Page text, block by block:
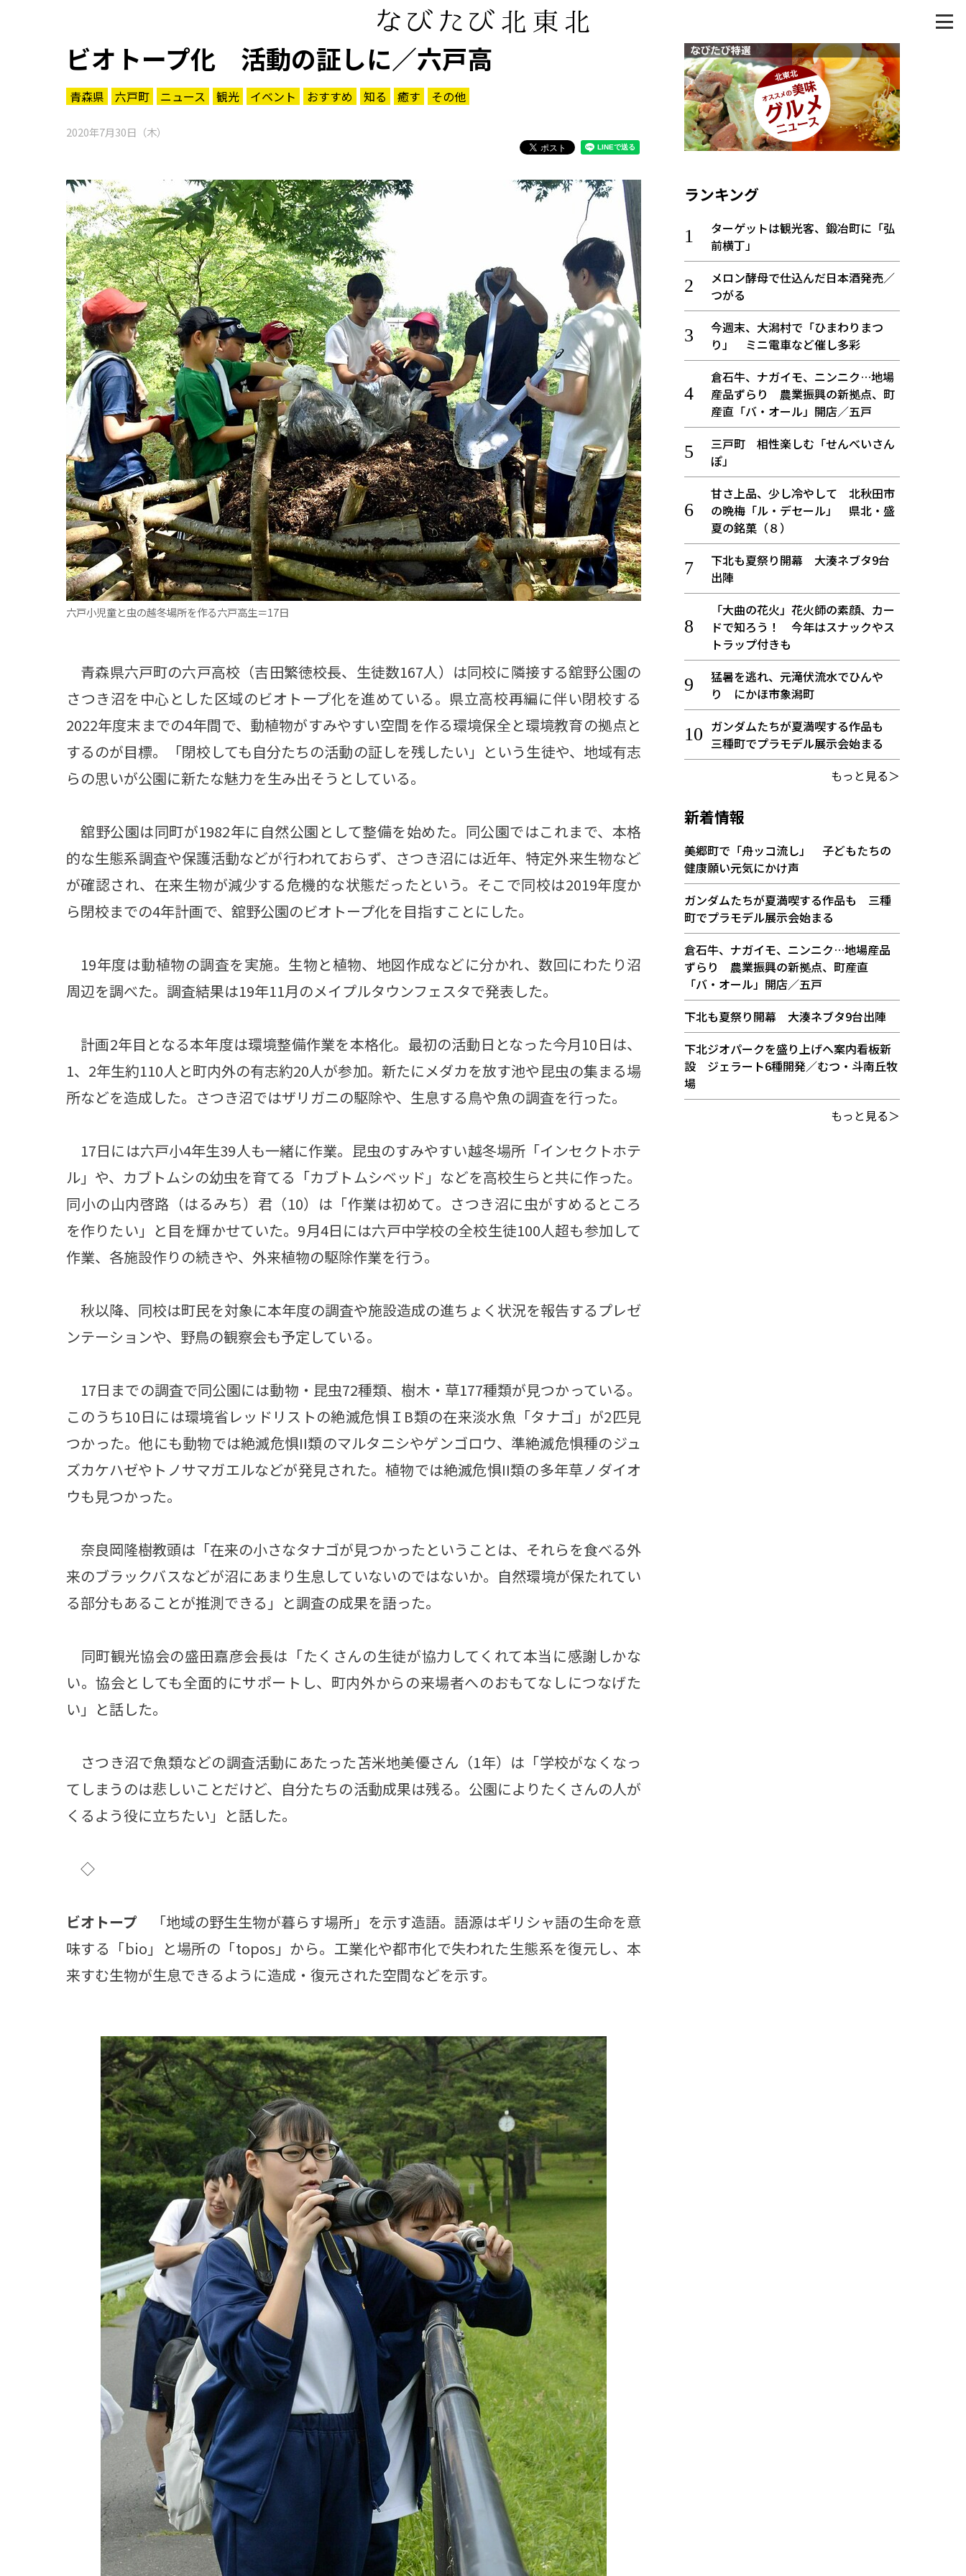
ビオトープ化 活動の証しに／六戸高
青森県 六戸町 ニュース 観光 イベント おすすめ 知る 癒す その他
2020年7月30日（木）
六戸小児童と虫の越冬場所を作る六戸高生＝17日
青森県六戸町の六戸高校（吉田繁徳校長、生徒数167人）は同校に隣接する舘野公園の
さつき沼を中心とした区域のビオトープ化を進めている。県立高校再編に伴い閉校する
2022年度末までの4年間で、動植物がすみやすい空間を作る環境保全と環境教育の拠点と
するのが目標。「閉校しても自分たちの活動の証しを残したい」という生徒や、地域有志
らの思いが公園に新たな魅力を生み出そうとしている。
舘野公園は同町が1982年に自然公園として整備を始めた。同公園ではこれまで、本格
的な生態系調査や保護活動などが行われておらず、さつき沼には近年、特定外来生物など
が確認され、在来生物が減少する危機的な状態だったという。そこで同校は2019年度か
ら閉校までの4年計画で、舘野公園のビオトープ化を目指すことにした。
19年度は動植物の調査を実施。生物と植物、地図作成などに分かれ、数回にわたり沼
周辺を調べた。調査結果は19年11月のメイプルタウンフェスタで発表した。
計画2年目となる本年度は環境整備作業を本格化。最初の活動日となった今月10日は、
1、2年生約110人と町内外の有志約20人が参加。新たにメダカを放す池や昆虫の集まる場
所などを造成した。さつき沼ではザリガニの駆除や、生息する鳥や魚の調査を行った。
17日には六戸小4年生39人も一緒に作業。昆虫のすみやすい越冬場所「インセクトホテ
ル」や、カブトムシの幼虫を育てる「カブトムシベッド」などを高校生らと共に作った。
同小の山内啓路（はるみち）君（10）は「作業は初めて。さつき沼に虫がすめるところ
を作りたい」と目を輝かせていた。9月4日には六戸中学校の全校生徒100人超も参加して
作業、各施設作りの続きや、外来植物の駆除作業を行う。
秋以降、同校は町民を対象に本年度の調査や施設造成の進ちょく状況を報告するプレゼ
ンテーションや、野鳥の観察会も予定している。
17日までの調査で同公園には動物・昆虫72種類、樹木・草177種類が見つかっている。
このうち10日には環境省レッドリストの絶滅危惧ＩB類の在来淡水魚「タナゴ」が2匹見
つかった。他にも動物では絶滅危惧II類のマルタニシやゲンゴロウ、準絶滅危惧種のジュ
ズカケハゼやトノサマガエルなどが発見された。植物では絶滅危惧II類の多年草ノダイオ
ウも見つかった。
奈良岡隆樹教頭は「在来の小さなタナゴが見つかったということは、それらを食べる外
来のブラックバスなどが沼にあまり生息していないのではないか。自然環境が保たれてい
る部分もあることが推測できる」と調査の成果を語った。
同町観光協会の盛田嘉彦会長は「たくさんの生徒が協力してくれて本当に感謝しかな
い。協会としても全面的にサポートし、町内外からの来場者へのおもてなしにつなげた
い」と話した。
さつき沼で魚類などの調査活動にあたった苫米地美優さん（1年）は「学校がなくなっ
てしまうのは悲しいことだけど、自分たちの活動成果は残る。公園によりたくさんの人が
くるよう役に立ちたい」と話した。
◇
ビオトープ 「地域の野生生物が暮らす場所」を示す造語。語源はギリシャ語の生命を意
味する「bio」と場所の「topos」から。工業化や都市化で失われた生態系を復元し、本
来すむ生物が生息できるように造成・復元された空間などを示す。
ランキング
ターゲットは観光客、鍛冶町に「弘
前横丁」
メロン酵母で仕込んだ日本酒発売／
つがる
今週末、大潟村で「ひまわりまつ
り」 ミニ電車など催し多彩
倉石牛、ナガイモ、ニンニク…地場
産品ずらり 農業振興の新拠点、町
産直「バ・オール」開店／五戸
三戸町 相性楽しむ「せんべいさん
ぽ」
甘さ上品、少し冷やして 北秋田市
の晩梅「ル・デセール」 県北・盛
夏の銘菓（８）
下北も夏祭り開幕 大湊ネブタ9台
出陣
「大曲の花火」花火師の素顔、カー
ドで知ろう！ 今年はスナックやス
トラップ付きも
猛暑を逃れ、元滝伏流水でひんや
り にかほ市象潟町
ガンダムたちが夏満喫する作品も
三種町でプラモデル展示会始まる
もっと見る＞
新着情報
美郷町で「舟ッコ流し」 子どもたちの
健康願い元気にかけ声
ガンダムたちが夏満喫する作品も 三種
町でプラモデル展示会始まる
倉石牛、ナガイモ、ニンニク…地場産品
ずらり 農業振興の新拠点、町産直
「バ・オール」開店／五戸
下北も夏祭り開幕 大湊ネブタ9台出陣
下北ジオパークを盛り上げへ案内看板新
設 ジェラート6種開発／むつ・斗南丘牧
場
もっと見る＞
パワースポット
まつり・イベント
おみやげ・特産
道の駅・産直
アウトドア・レジャー
ご当地グルメ